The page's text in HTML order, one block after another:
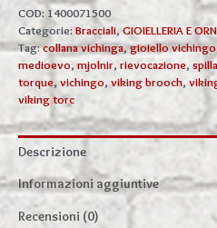
lupi,
argento
o
bronzo
quantità
COD: 1400071500
Categorie: Bracciali,GIOIELLERIA E
Tag:collana vichinga,gioiello vichingo
medioevo,mjolnir, rievocazione,
torque,vichingo, viking brooch,
viking torc
Descrizione
Informazioni aggiuntive
Recensioni (0)